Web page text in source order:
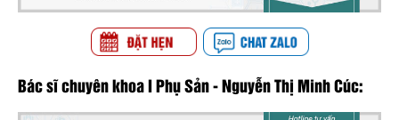
Bác sĩ chuyên khoa I Phụ Sản - Nguyễn Thị Minh Cúc: